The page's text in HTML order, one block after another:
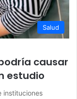
Salud
causar
estudio
instituciones